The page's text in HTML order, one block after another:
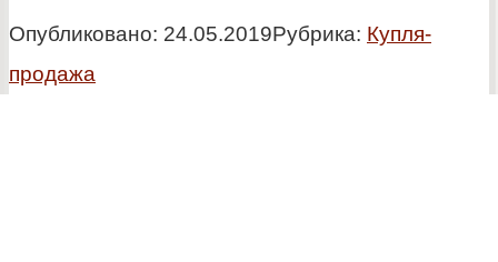
Опубликовано: 24.05.2019Рубрика: Купля-
продажа